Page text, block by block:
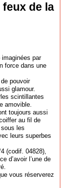
feux de la
par
force dans une
pouvoir
glamour.
scintillantes
amovible.
toujours aussi
au fil de
les
leurs superbes
(codif. 04828),
d’avoir l’une de
vous réserverez